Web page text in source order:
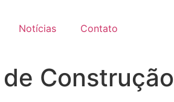
Notícias Contato
Construção